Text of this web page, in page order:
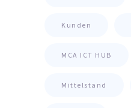
Kunden
MCA ICT HUB
Mittelstand